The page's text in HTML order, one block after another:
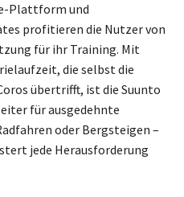
Plattform und
profitieren die Nutzer von
für ihr Training. Mit
die selbst die
übertrifft, ist die Suunto
für ausgedehnte
oder Bergsteigen –
jede Herausforderung